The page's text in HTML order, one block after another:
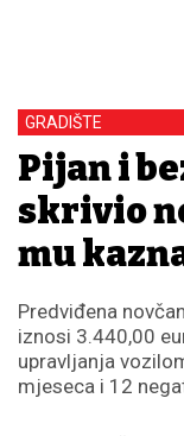
GRADIŠTE
Pijan i
skrivio
mu
Predviđena
iznosi 3.440,00
upravljanja
mjeseca i 12